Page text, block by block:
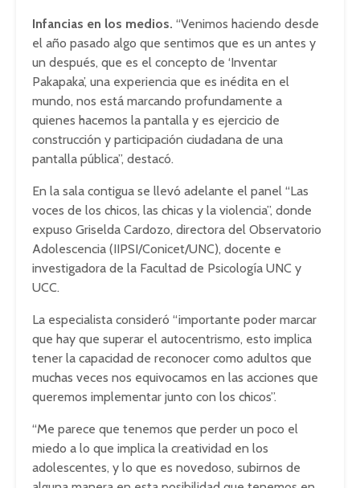
Infancias en los medios. “Venimos haciendo desde
el año pasado algo que sentimos que es un antes y
un después, que es el concepto de ‘Inventar
Pakapaka’, una experiencia que es inédita en el
mundo, nos está marcando profundamente a
quienes hacemos la pantalla y es ejercicio de
construcción y participación ciudadana de una
pantalla pública”, destacó.
En la sala contigua se llevó adelante el panel “Las
voces de los chicos, las chicas y la violencia”, donde
expuso Griselda Cardozo, directora del Observatorio
Adolescencia (IIPSI/Conicet/UNC), docente e
investigadora de la Facultad de Psicología UNC y
UCC.
La especialista consideró “importante poder marcar
que hay que superar el autocentrismo, esto implica
tener la capacidad de reconocer como adultos que
muchas veces nos equivocamos en las acciones que
queremos implementar junto con los chicos”.
“Me parece que tenemos que perder un poco el
miedo a lo que implica la creatividad en los
adolescentes, y lo que es novedoso, subirnos de